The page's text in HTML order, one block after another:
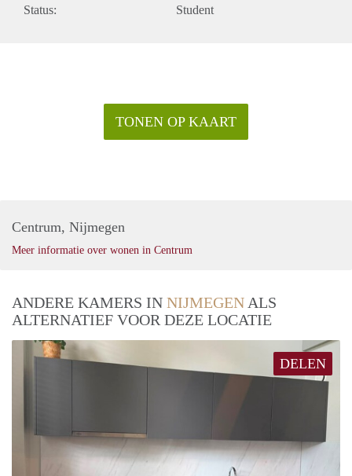
Status: Student
TONEN OP KAART
Centrum, Nijmegen
Meer informatie over wonen in Centrum
ANDERE KAMERS IN NIJMEGEN ALS
ALTERNATIEF VOOR DEZE LOCATIE
DELEN